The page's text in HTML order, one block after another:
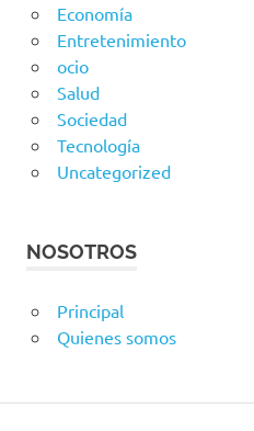
Economía
Entretenimiento
ocio
Salud
Sociedad
Tecnología
Uncategorized
NOSOTROS
Principal
Quienes somos